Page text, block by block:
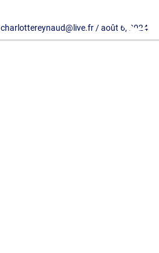
charlottereynaud@live.fr/août 6, 2024